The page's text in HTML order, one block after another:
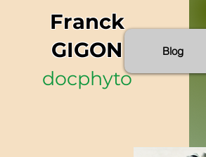
Franck
GIGON
docphyto
Blog